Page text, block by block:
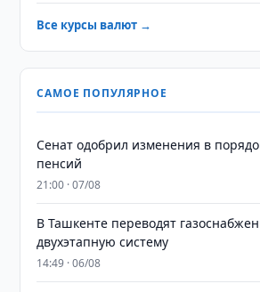
Все курсы валют →
САМОЕ ПОПУЛЯРНОЕ
Сенат одобрил изменения в
пенсий
21:00 · 07/08
В Ташкенте переводят
двухэтапную систему
14:49 · 06/08